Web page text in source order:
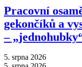
Pracovní
gekončíků a
–⁠
5. srpna 2026